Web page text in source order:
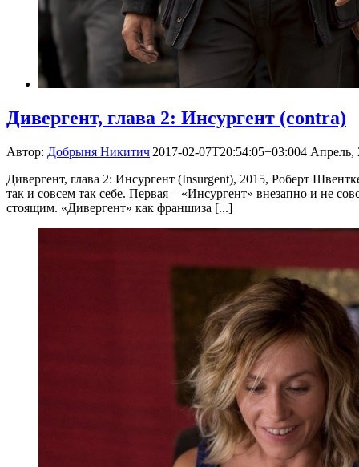
Дивергент, глава 2: Инсургент (contra)
Автор: Добрыня Никитич|2017-02-07T20:54:05+03:004 Апрель,
Дивергент, глава 2: Инсургент (Insurgent), 2015, Роберт
так и совсем так себе. Первая – «Инсургент» внезапно и не
стоящим. «Дивергент» как франшиза [...]